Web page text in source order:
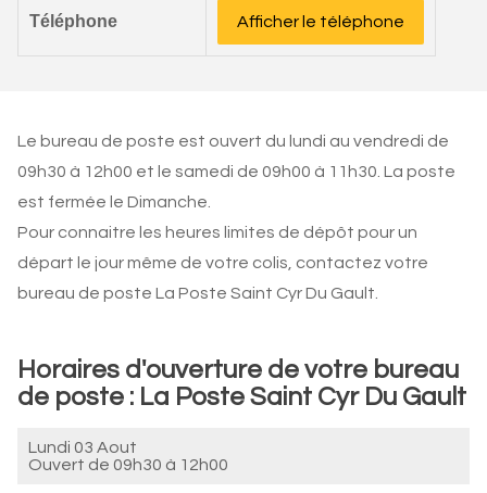
Téléphone Afficher le téléphone
Le bureau de poste est ouvert du lundi au vendredi de
09h30 à 12h00 et le samedi de 09h00 à 11h30. La poste
est fermée le Dimanche.
Pour connaitre les heures limites de dépôt pour un
départ le jour même de votre colis, contactez votre
bureau de poste La Poste Saint Cyr Du Gault.
Horaires d'ouverture de votre bureau
de poste : La Poste Saint Cyr Du Gault
Lundi 03 Aout
Ouvert de 09h30 à 12h00